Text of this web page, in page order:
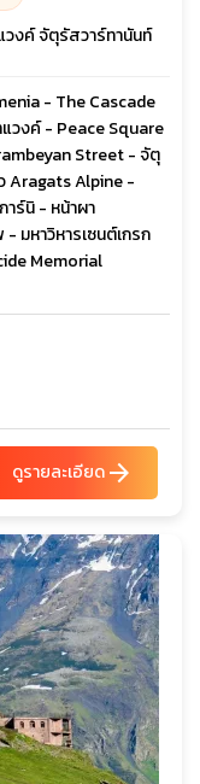
วงค์ จัตุรัสวาร์ทานันท์
- The Cascade
แวงค์ - Peace Square
Street - จัตุ
Aragats Alpine -
ร์นิ - หน้าผา
มหาวิหารเซนต์เกรก
Memorial
ดูรายละเอียดarrow_forward